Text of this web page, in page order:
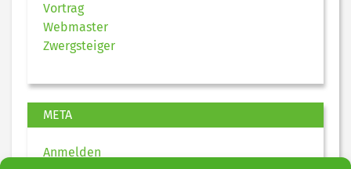
Vortrag
Webmaster
Zwergsteiger
META
Anmelden